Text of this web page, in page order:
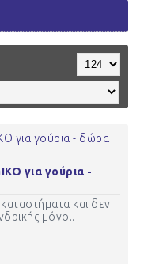
για γούρια -
και δεν
μόνο..